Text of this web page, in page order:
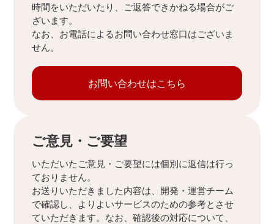
時間をいただいたり、ご返答できかねる場合がご
ざいます。
なお、お電話によるお問い合わせ窓口はございま
せん。
お問い合わせはこちら
ご意見・ご要望
いただいたご意見・ご要望には個別に返信は行っ
ておりません。
お送りいただきました内容は、開発・運営チーム
で確認し、よりよいサービスのための参考とさせ
ていただきます。なお、確認後の対応について、